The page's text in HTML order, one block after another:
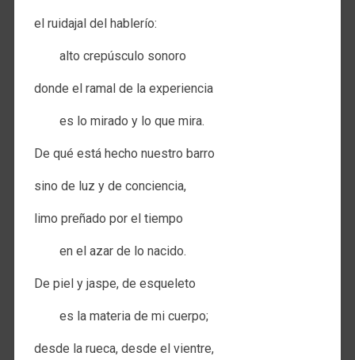
el ruidajal del hablerío:
alto crepúsculo sonoro
donde el ramal de la experiencia
es lo mirado y lo que mira.
De qué está hecho nuestro barro
sino de luz y de conciencia,
limo preñado por el tiempo
en el azar de lo nacido.
De piel y jaspe, de esqueleto
es la materia de mi cuerpo;
desde la rueca, desde el vientre,